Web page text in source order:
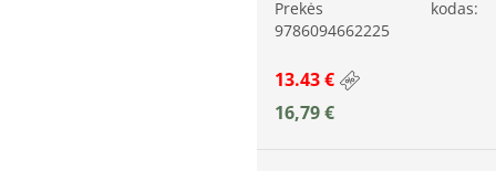
Prekės kodas:
9786094662225
13.43 €
16,79€